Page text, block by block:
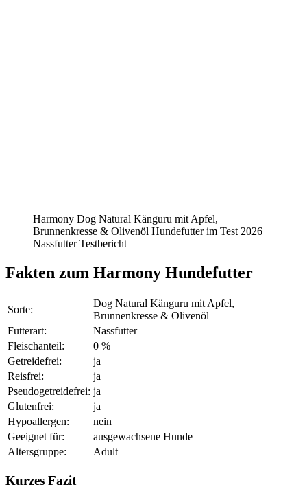
Harmony Dog Natural Känguru mit Apfel,
Brunnenkresse & Olivenöl Hundefutter im Test 2026
Nassfutter Testbericht
Fakten zum Harmony Hundefutter
Sorte:
Dog Natural Känguru mit Apfel,
Brunnenkresse & Olivenöl
Futterart:
Nassfutter
Fleischanteil:
0 %
Getreidefrei:
ja
Reisfrei:
ja
Pseudogetreidefrei: ja
Glutenfrei:
ja
Hypoallergen:
nein
Geeignet für:
ausgewachsene Hunde
Altersgruppe:
Adult
Kurzes Fazit